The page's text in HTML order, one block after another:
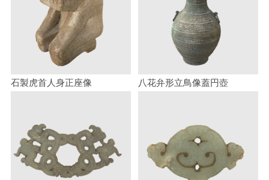
石製虎首人身正座像 八花弁形立鳥像蓋円壺